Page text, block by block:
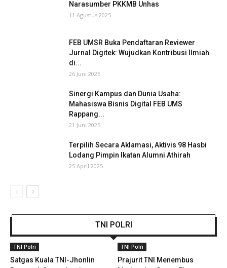
Narasumber PKKMB Unhas
11 Agustus 2025
FEB UMSR Buka Pendaftaran Reviewer
Jurnal Digitek: Wujudkan Kontribusi Ilmiah
di...
26 Juni 2025
Sinergi Kampus dan Dunia Usaha:
Mahasiswa Bisnis Digital FEB UMS
Rappang...
21 Juni 2025
Terpilih Secara Aklamasi, Aktivis 98 Hasbi
Lodang Pimpin Ikatan Alumni Athirah
25 April 2025
TNI POLRI
TNI Polri
Satgas Kuala TNI-Jhonlin
TNI Polri
Prajurit TNI Menembus